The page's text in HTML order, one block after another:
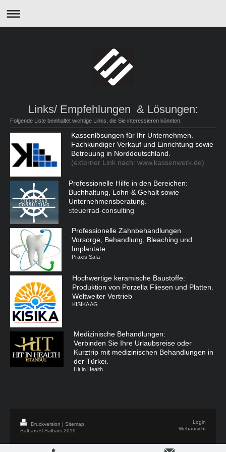
Links/ Empfehlungen & Lösungen:
Folgende Liste beinhaltet wichtige Links, die Sie interessieren könnten.
Kassenlösungen für Ihr Unternehmen.
Fachkundiger Verkauf und Einrichtung sowie
Betreuung in Norddeutschland.
(externer Link nach: www.kassenwerk.de)
Professionelle Hilfe in den Bereichen:
Buchhaltung, Lohn-& Gehalt sowie
Unternehmensberatung.
Steuerrad-consulting
Professionelle Zahnbehandlungen
Vorsorge, Behandlung, Bleaching und
Implantate
Praxis Safa
Hochwertige keramische Baustoffe:
Produktion von Porzella Fliesen und Platten.
Weltweiter Vertrieb
KISIKA AG
Medizinische Behandlungen:
Verbinden Sie Ihre Urlaubsreise oder
Kurztrip mit medizinischen Behandlungen in
der Türkei.
Hit in Health
Druckversion | Sitemap
Salbars © Salbars 2019
Login
Webansicht